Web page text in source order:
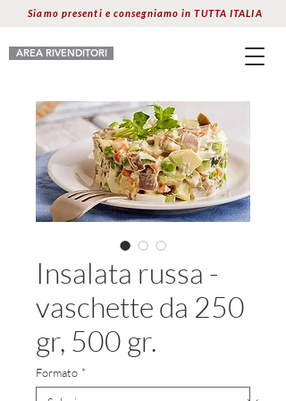
Siamo presenti e consegniamo in TUTTA ITALIA
AREA RIVENDITORI
Insalata russa -
vaschette da 250
gr, 500 gr.
Formato *